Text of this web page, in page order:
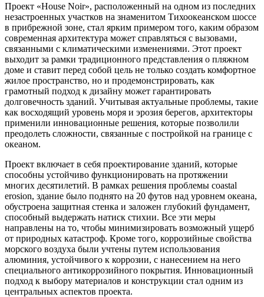
Проект «House Noir», расположенный на одном из последних
незастроенных участков на знаменитом Тихоокеанском шоссе
в прибрежной зоне, стал ярким примером того, каким образом
современная архитектура может справляться с вызовами,
связанными с климатическими изменениями. Этот проект
выходит за рамки традиционного представления о пляжном
доме и ставит перед собой цель не только создать комфортное
жилое пространство, но и продемонстрировать, как
грамотный подход к дизайну может гарантировать
долговечность зданий. Учитывая актуальные проблемы, такие
как восходящий уровень моря и эрозия берегов, архитекторы
применили инновационные решения, которые позволили
преодолеть сложности, связанные с постройкой на границе с
океаном.
Проект включает в себя проектирование зданий, которые
способны устойчиво функционировать на протяжении
многих десятилетий. В рамках решения проблемы coastal
erosion, здание было поднято на 20 футов над уровнем океана,
обустроена защитная стенка и заложен глубокий фундамент,
способный выдержать натиск стихии. Все эти меры
направлены на то, чтобы минимизировать возможный ущерб
от природных катастроф. Кроме того, коррозийные свойства
морского воздуха были учтены путем использования
алюминия, устойчивого к коррозии, с нанесением на него
специального антикоррозийного покрытия. Инновационный
подход к выбору материалов и конструкции стал одним из
центральных аспектов проекта.